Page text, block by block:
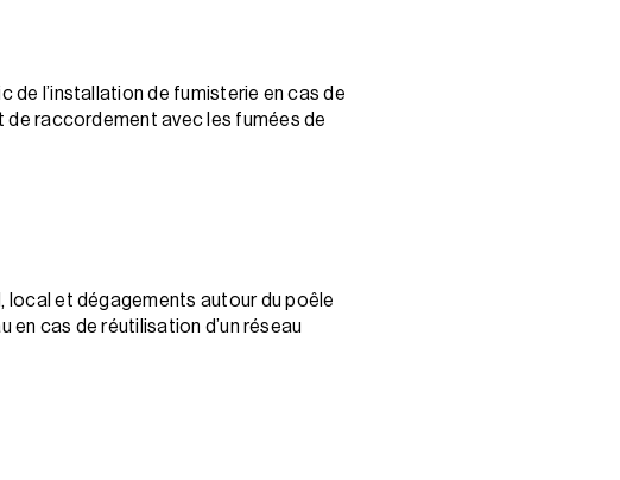
de l’installation de fumisterie en cas de
raccordement avec les fumées de
local et dégagements autour du poêle
cas de réutilisation d’un réseau